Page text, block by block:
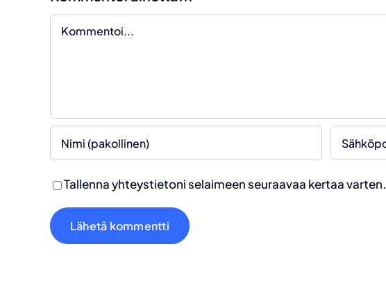
Kommentti
Tallenna yhteystietoni selaimeen seuraavaa kertaa varten.